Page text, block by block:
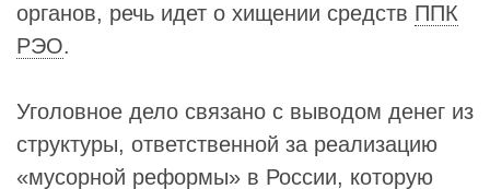
органов, речь идет о хищении средств ППК
РЭО.
Уголовное дело связано с выводом денег из
структуры, ответственной за реализацию
«мусорной реформы» в России, которую